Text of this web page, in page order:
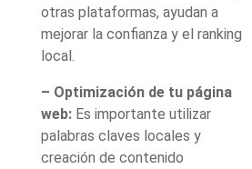
otras plataformas, ayudan a
mejorar la confianza y el ranking
local.
– Optimización de tu página
web: Es importante utilizar
palabras claves locales y
creación de contenido